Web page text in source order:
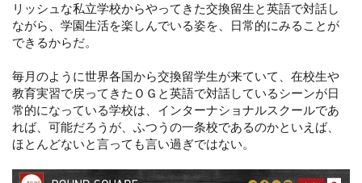
リッシュな私立学校からやってきた交換留生と英語で対話し
ながら、学園生活を楽しんでいる姿を、日常的にみることが
できるからだ。
毎月のように世界各国から交換留学生が来ていて、在校生や
教育実習で戻ってきたＯＧと英語で対話しているシーンが日
常的になっている学校は、インターナショナルスクールであ
れば、可能だろうが、ふつうの一条校であるのかといえば、
ほとんどないと言っても言い過ぎではない。